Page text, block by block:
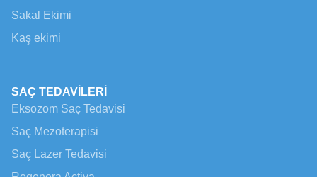
Sakal Ekimi
Kaş ekimi
SAÇ TEDAVİLERİ
Eksozom Saç Tedavisi
Saç Mezoterapisi
Saç Lazer Tedavisi